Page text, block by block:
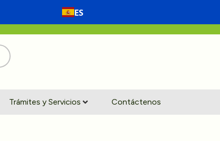
ES
Trámites y Servicios Contáctenos